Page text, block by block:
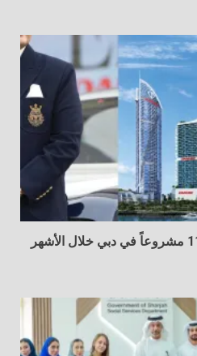
دانوب العقارية تعلن تسليم 11 مشروعاً في دبي خلال الأشهر